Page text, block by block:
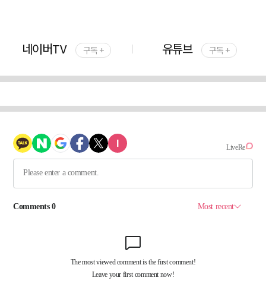
네이버TV 구독 + 유튜브 구독 +